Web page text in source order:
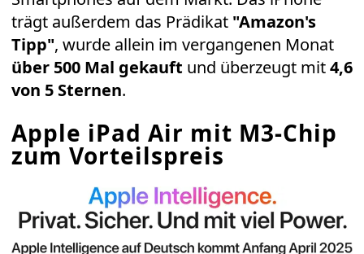
trägt außerdem das Prädikat "Amazon's
Tipp", wurde allein im vergangenen Monat
über 500 Mal gekauft und überzeugt mit4,6
von 5 Sternen.
Apple iPad Air mit M3-Chip
zum Vorteilspreis